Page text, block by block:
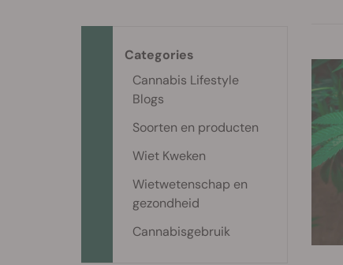
Categories
Cannabis Lifestyle
Blogs
Soorten en producten
Wiet Kweken
Wietwetenschap en
gezondheid
Cannabisgebruik